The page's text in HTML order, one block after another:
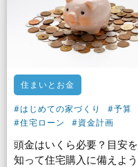
住まいとお金
#はじめての家づくり
#予算
#住宅ローン
#資金計画
頭金はいくら必要？目安を
知って住宅購入に備えよう